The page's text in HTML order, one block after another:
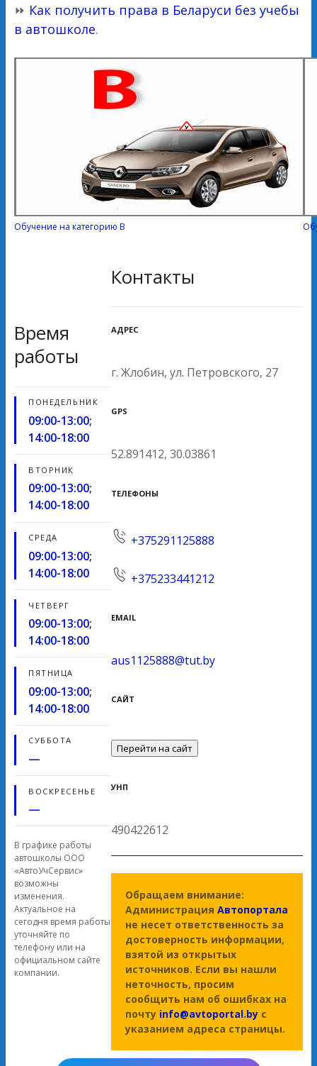
⏩ Как получить права в Беларуси без учебы
в автошколе.
Обучение на категорию В
Время
работы
ПОНЕДЕЛЬНИК
09:00-13:00;
14:00-18:00
ВТОРНИК
09:00-13:00;
14:00-18:00
СРЕДА
09:00-13:00;
14:00-18:00
ЧЕТВЕРГ
09:00-13:00;
14:00-18:00
ПЯТНИЦА
09:00-13:00;
14:00-18:00
СУББОТА
—
ВОСКРЕСЕНЬЕ
—
В графике работы
автошколы ООО
«АвтоУчСервис»
возможны
изменения.
Актуальное на
сегодня время работы
уточняйте по
телефону или на
официальном сайте
компании.
Контакты
АДРЕС
г. Жлобин, ул. Петровского, 27
GPS
52.891412, 30.03861
ТЕЛЕФОНЫ
+375291125888
+375233441212
EMAIL
aus1125888@tut.by
САЙТ
Перейти на сайт
УНП
490422612
Обращаем внимание:
Администрация Автопортала
не несет ответственность за
достоверность информации,
взятой из открытых
источников. Если вы нашли
неточность, просим
сообщить нам об ошибках на
почту info@avtoportal.byс
указанием адреса страницы.